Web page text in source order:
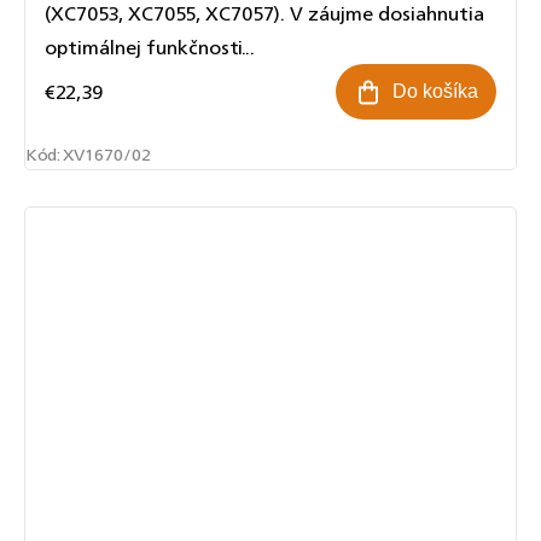
€22,39 Do košíka
(XC7053, XC7055, XC7057). V záujme dosiahnutia
optimálnej funkčnosti...
Kód:XV1670/02